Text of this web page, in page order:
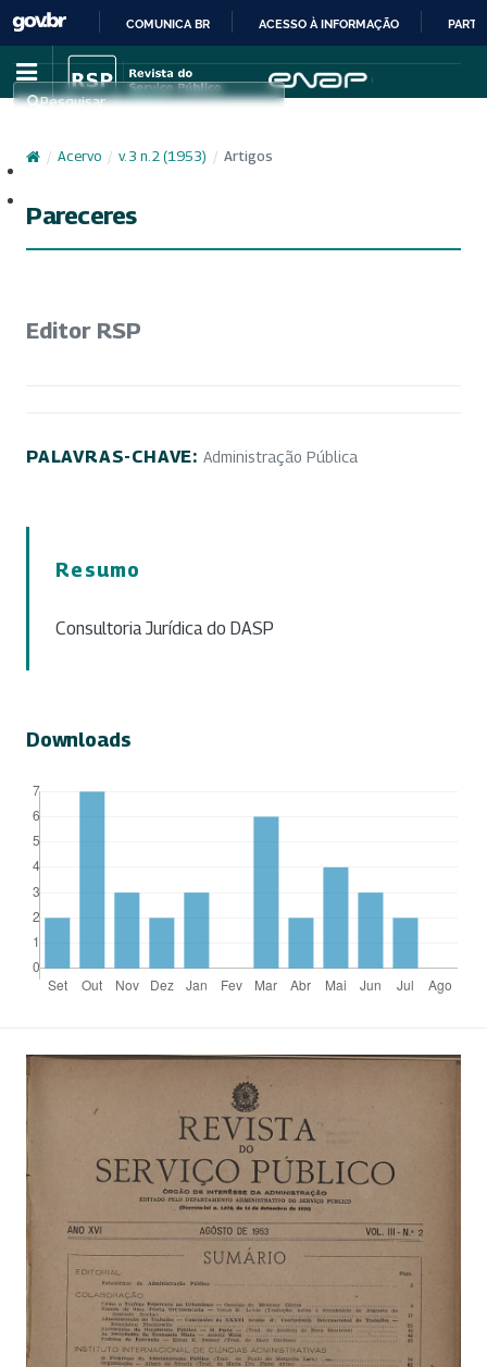
IR
PARA
CONTEÚDO
COMUNICA BR ACESSO À INFORMAÇÃO
Pesquisar
/ Acervo / v. 3 n. 2 (1953) / Artigos
Pareceres
Editor RSP
PALAVRAS-CHAVE: Administração Pública
Resumo
Consultoria Jurídica do DASP
Downloads